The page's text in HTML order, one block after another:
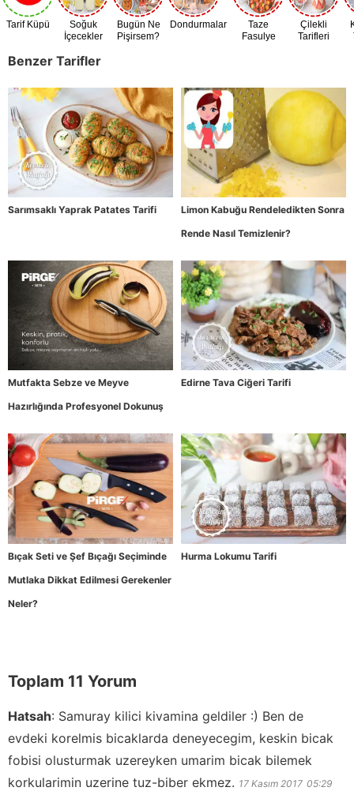
Tarif Küpü
Soğuk
İçecekler
Bugün Ne
Pişirsem?
Dondurmalar
Taze
Fasulye
Çilekli
Tarifleri
Benzer Tarifler
Sarımsaklı Yaprak Patates Tarifi
Limon Kabuğu Rendeledikten Sonra
Rende Nasıl Temizlenir?
Mutfakta Sebze ve Meyve
Hazırlığında Profesyonel Dokunuş
Edirne Tava Ciğeri Tarifi
Bıçak Seti ve Şef Bıçağı Seçiminde
Mutlaka Dikkat Edilmesi Gerekenler
Neler?
Hurma Lokumu Tarifi
Toplam 11 Yorum
Hatsah: Samuray kilici kivamina geldiler :) Ben de
evdeki korelmis bicaklarda deneyecegim, keskin bicak
fobisi olusturmak uzereyken umarim bicak bilemek
korkularimin uzerine tuz-biber ekmez. 17 Kasım 2017 05:29